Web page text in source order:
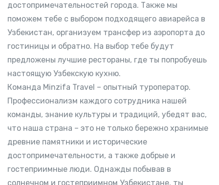
достопримечательностей города. Также мы
поможем тебе с выбором подходящего авиарейса в
Узбекистан, организуем трансфер из аэропорта до
гостиницы и обратно. На выбор тебе будут
предложены лучшие рестораны, где ты попробуешь
настоящую Узбекскую кухню.
Команда Minzifa Travel – опытный туроператор.
Профессионализм каждого сотрудника нашей
команды, знание культуры и традиций, убедят вас,
что наша страна – это не только бережно хранимые
древние памятники и исторические
достопримечательности, а также добрые и
гостеприимные люди. Однажды побывав в
солнечном и гостеприимном Узбекистане, ты